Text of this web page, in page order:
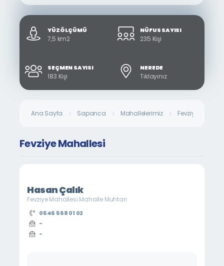
YÜZÖLÇÜMÜ
7,5 km2
NÜFUS SAYISI
235 Kişi
SEÇMEN SAYISI
183 Kişi
NEREDE
Tıklayınız
Ana Sayfa Sapanca Mahallelerimiz Fevziye
Fevziye Mahallesi
Hasan Çalık
Fevziye Mahallesi Mahalle Muhtarı
0546 568 01 02
-
-